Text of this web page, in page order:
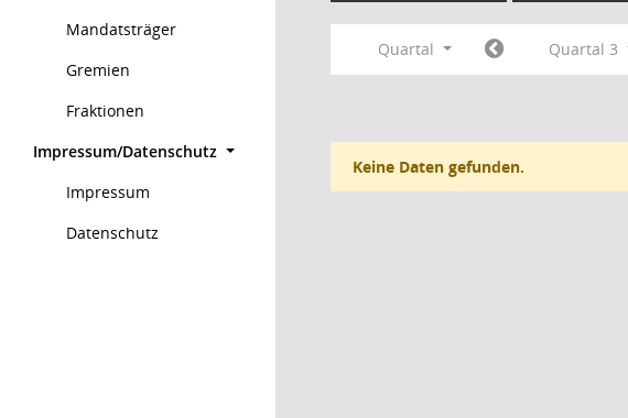
Mandatsträger
Gremien
Fraktionen
Impressum/Datenschutz
Impressum
Datenschutz
Quartal Quartal 3
Keine Daten gefunden.